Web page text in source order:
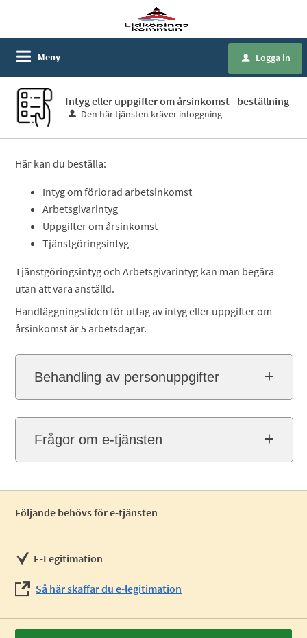
Meny u Logga in
Intyg eller uppgifter om årsinkomst - beställning
Den här tjänsten kräver inloggning
Här kan du beställa:
Intyg om förlorad arbetsinkomst
Arbetsgivarintyg
Uppgifter om årsinkomst
Tjänstgöringsintyg
Tjänstgöringsintyg och Arbetsgivarintyg kan man begära
utan att vara anställd.
Handläggningstiden för uttag av intyg eller uppgifter om
årsinkomst är 5 arbetsdagar.
Behandling av personuppgifter
Frågor om e-tjänsten
Följande behövs för e-tjänsten
E-Legitimation
Så här skaffar du e-legitimation